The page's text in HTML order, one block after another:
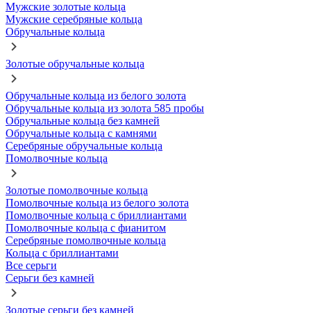
Мужские золотые кольца
Мужские серебряные кольца
Обручальные кольца
Золотые обручальные кольца
Обручальные кольца из белого золота
Обручальные кольца из золота 585 пробы
Обручальные кольца без камней
Обручальные кольца с камнями
Серебряные обручальные кольца
Помолвочные кольца
Золотые помолвочные кольца
Помолвочные кольца из белого золота
Помолвочные кольца с бриллиантами
Помолвочные кольца с фианитом
Серебряные помолвочные кольца
Кольца с бриллиантами
Все серьги
Серьги без камней
Золотые серьги без камней